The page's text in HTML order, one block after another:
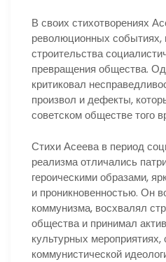
В своих стихотворениях
революционных
строительства
превращения общества.
критиковал
произвол и дефекты,
советском обществе того
Стихи Асеева в период
реализма отличались
героическими образами,
и проникновенностью. Он
коммунизма, восхвалял
общества и принимал
культурных мероприятиях,
коммунистической